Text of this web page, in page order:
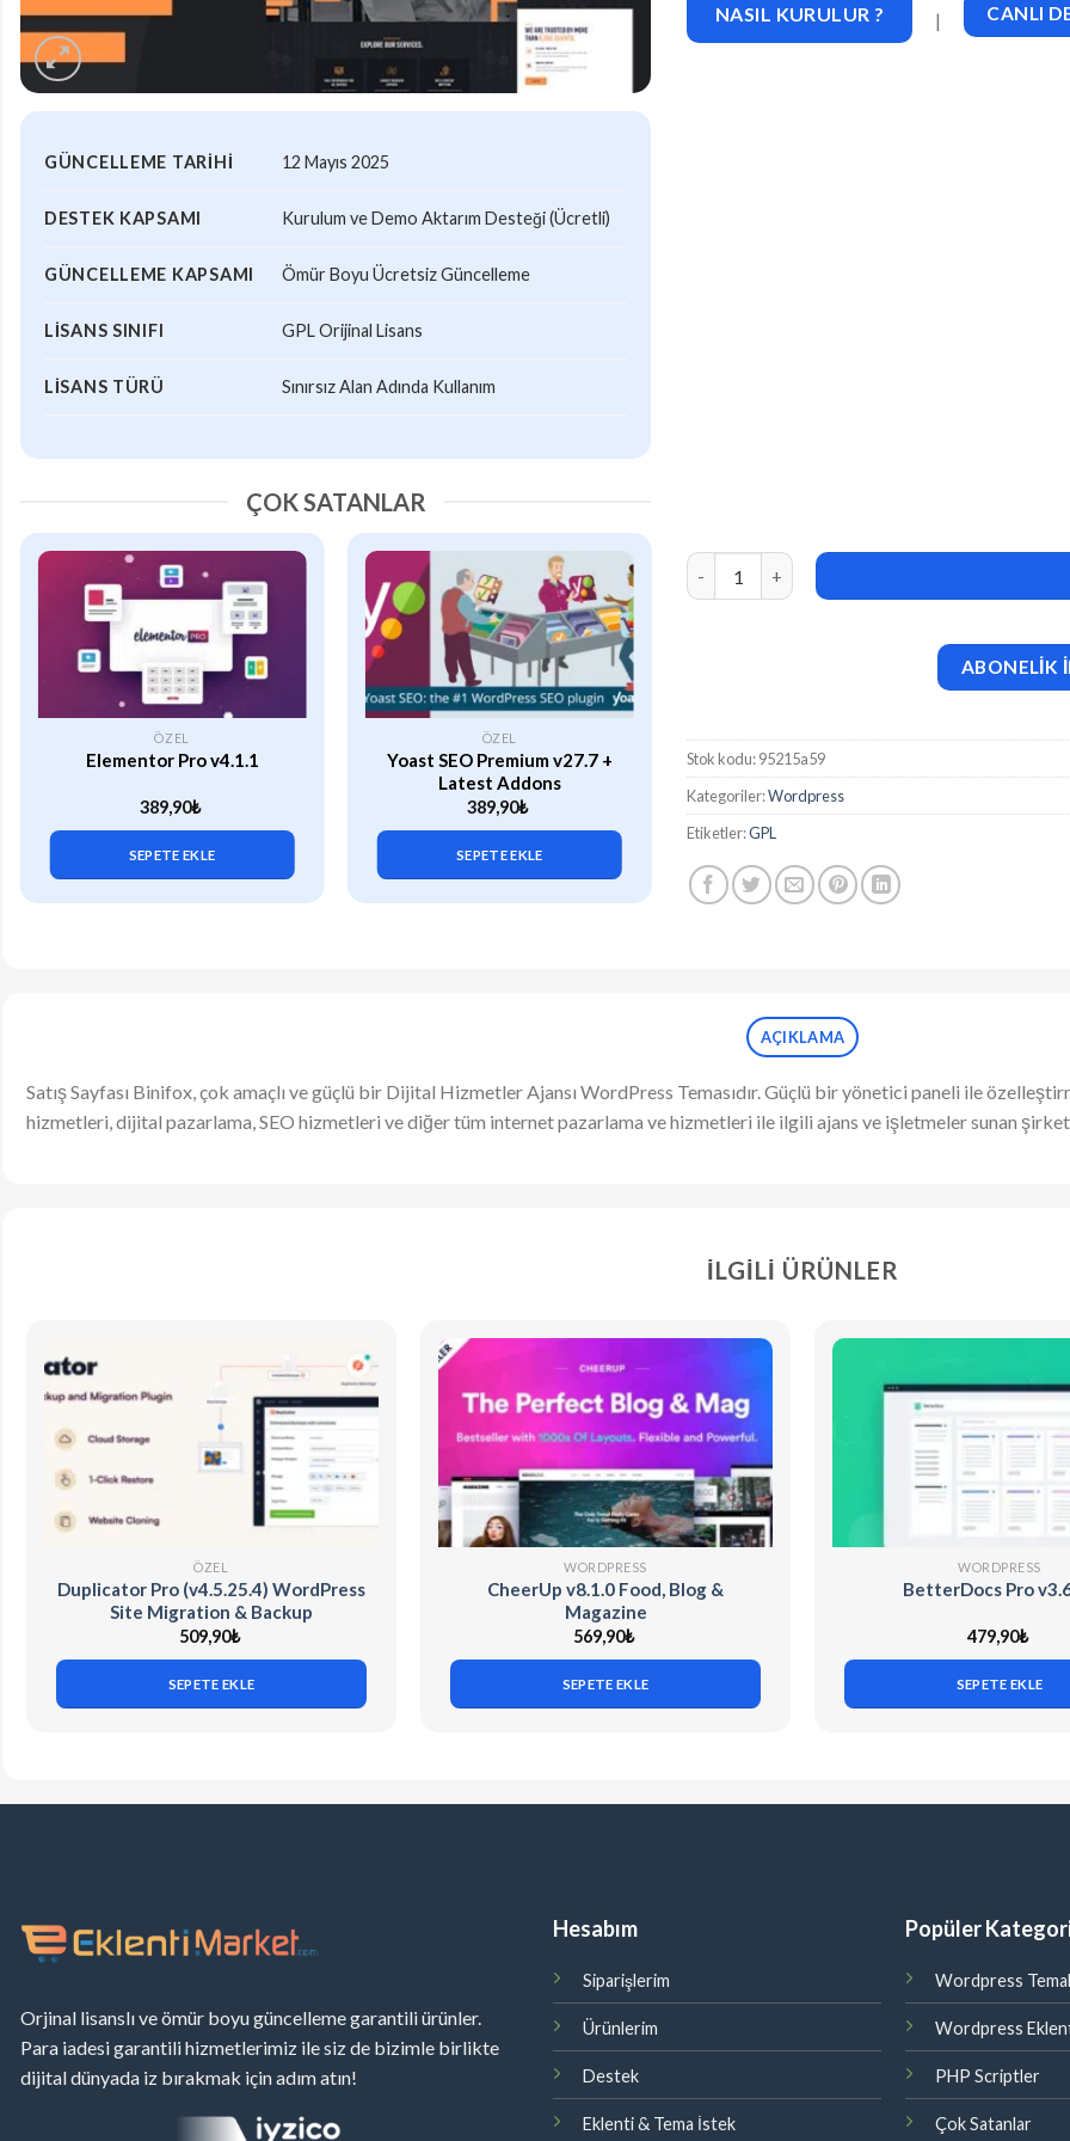
GÜNCELLEME TARIHI 12 Mayıs 2025
DESTEK KAPSAMI Kurulum ve Demo Aktarım Desteği (Ücretli)
GÜNCELLEME KAPSAMI Ömür Boyu Ücretsiz Güncelleme
LISANS SINIFI GPL Orijinal Lisans
LISANS TÜRÜ Sınırsız Alan Adında Kullanım
ÇOK SATANLAR
ÖZEL
Elementor Pro v4.1.1
389,90₺
SEPETE EKLE
ÖZEL
Yoast SEO Premium v27.7 +
Latest Addons
389,90₺
SEPETE EKLE
ÖZEL
WP Rocket (v3.21.2) Caching
Plugin for WordPress
419,90
NASIL KURULUR ? | CANLI
Binifox (v1.1.5) Digital Agency Services
ABONELİK
Stok kodu:95215a59
Kategoriler:Wordpress
Etiketler:GPL
AÇIKLAMA
Satış Sayfası Binifox, çok amaçlı ve güçlü bir Dijital Hizmetler Ajansı WordPress Temasıdır. Güçlü bir yönetici paneli ile
hizmetleri, dijital pazarlama, SEO hizmetleri ve diğer tüm internet pazarlama ve hizmetleri ile ilgili ajans ve işletmeler sunan
İLGILI ÜRÜNLER
ÖZEL
Duplicator Pro (v4.5.25.4) WordPress
Site Migration & Backup
509,90₺
SEPETE EKLE
WORDPRESS
CheerUp v8.1.0 Food, Blog &
Magazine
569,90₺
SEPETE EKLE
WORDPRESS
BetterDocs Pro
479,90₺
SEPETE EKLE
Orjinal lisanslı ve ömür boyu güncelleme garantili ürünler.
Para iadesi garantili hizmetlerimiz ile siz de bizimle birlikte
dijital dünyada iz bırakmak için adım atın!
Hesabım
Siparişlerim
Ürünlerim
Destek
Eklenti & Tema İstek
Popüler
Wordpress
Wordpress
PHP Scriptler
Çok Satanlar